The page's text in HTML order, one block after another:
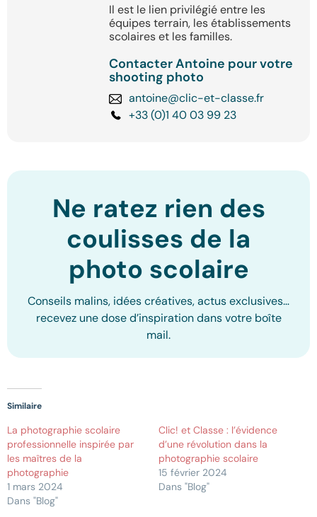
Il est le lien privilégié entre les
équipes terrain, les établissements
scolaires et les familles.
Contacter Antoine pour votre
shooting photo
antoine@clic-et-classe.fr
+33 (0)1 40 03 99 23
Ne ratez rien des
coulisses de la
photo scolaire
Conseils malins, idées créatives, actus exclusives…
recevez une dose d’inspiration dans votre boîte
mail.
Similaire
La photographie scolaire
professionnelle inspirée par
les maîtres de la
photographie
1 mars 2024
Dans "Blog"
Clic! et Classe : l’évidence
d’une révolution dans la
photographie scolaire
15 février 2024
Dans "Blog"